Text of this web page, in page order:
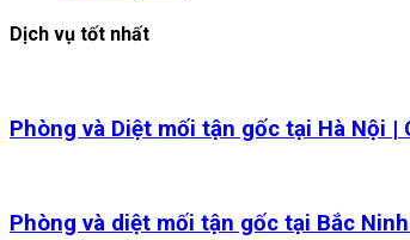
Dịch vụ tốt nhất
Phòng và Diệt mối tận gốc tại Hà Nội |
Phòng và diệt mối tận gốc tại Bắc